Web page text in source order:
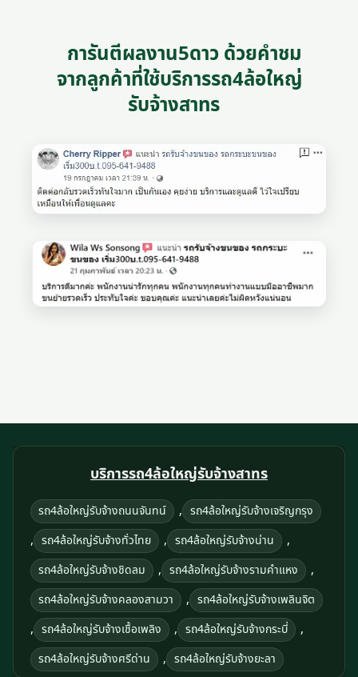
การันตีผลงาน5ดาว ด้วยคำชม
จากลูกค้าที่ใช้บริการรถ4ล้อใหญ่
รับจ้างสาทร
บริการรถ4ล้อใหญ่รับจ้างสาทร
รถ4ล้อใหญ่รับจ้างถนนจันทน์ , รถ4ล้อใหญ่รับจ้างเจริญกรุง
, รถ4ล้อใหญ่รับจ้างทั่วไทย , รถ4ล้อใหญ่รับจ้างน่าน ,
รถ4ล้อใหญ่รับจ้างชิดลม , รถ4ล้อใหญ่รับจ้างรามคําแหง ,
รถ4ล้อใหญ่รับจ้างคลองสามวา , รถ4ล้อใหญ่รับจ้างเพลินจิต
, รถ4ล้อใหญ่รับจ้างเชื้อเพลิง , รถ4ล้อใหญ่รับจ้างกระบี่ ,
รถ4ล้อใหญ่รับจ้างศรีด่าน , รถ4ล้อใหญ่รับจ้างยะลา